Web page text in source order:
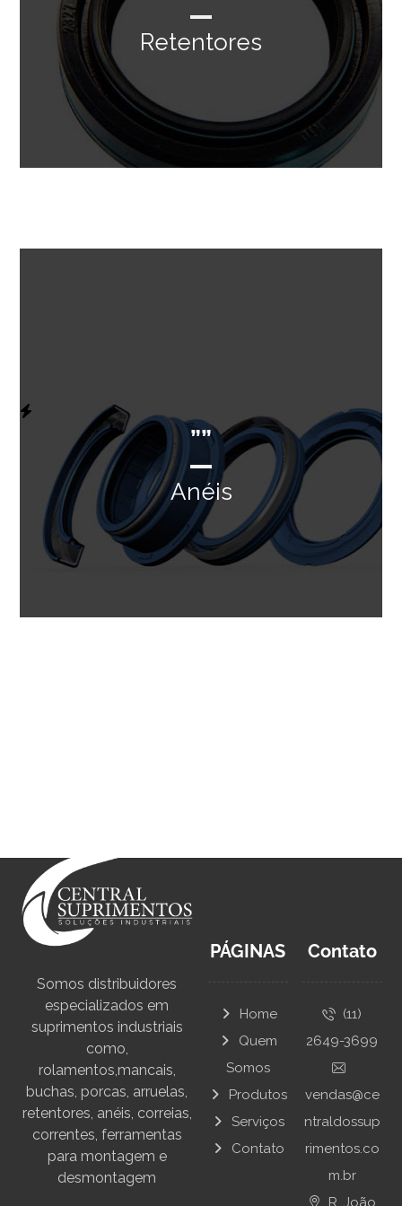
Retentores
””
Anéis
Somos distribuidores
especializados em
suprimentos industriais
como,
rolamentos,mancais,
buchas, porcas, arruelas,
retentores, anéis, correias,
correntes, ferramentas
para montagem e
desmontagem
PÁGINAS
Home
Quem
Somos
Produtos
Serviços
Contato
Contato
(11)
2649-3699
vendas@ce
ntraldossup
rimentos.co
m.br
R. João